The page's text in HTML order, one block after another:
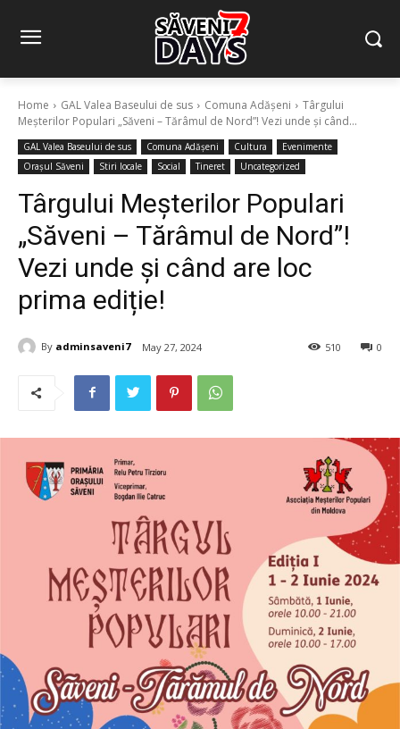
Home GAL Valea Baseului de sus Comuna Adășeni
Târgului
Meșterilor Populari „Săveni – Tărâmul de Nord”! Vezi unde și când...
GAL Valea Baseului de sus Comuna Adășeni Cultura
Evenimente
Orașul Săveni
Stiri locale Social Tineret Uncategorized
Târgului Meșterilor Populari
„Săveni – Tărâmul de Nord”!
Vezi unde și când are loc
prima ediție!
By adminsaveni7 May 27, 2024 0
510